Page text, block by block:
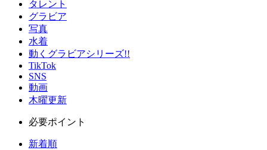
タレント
グラビア
写真
水着
動くグラビアシリーズ!!
TikTok
SNS
動画
木曜更新
必要ポイント
新着順